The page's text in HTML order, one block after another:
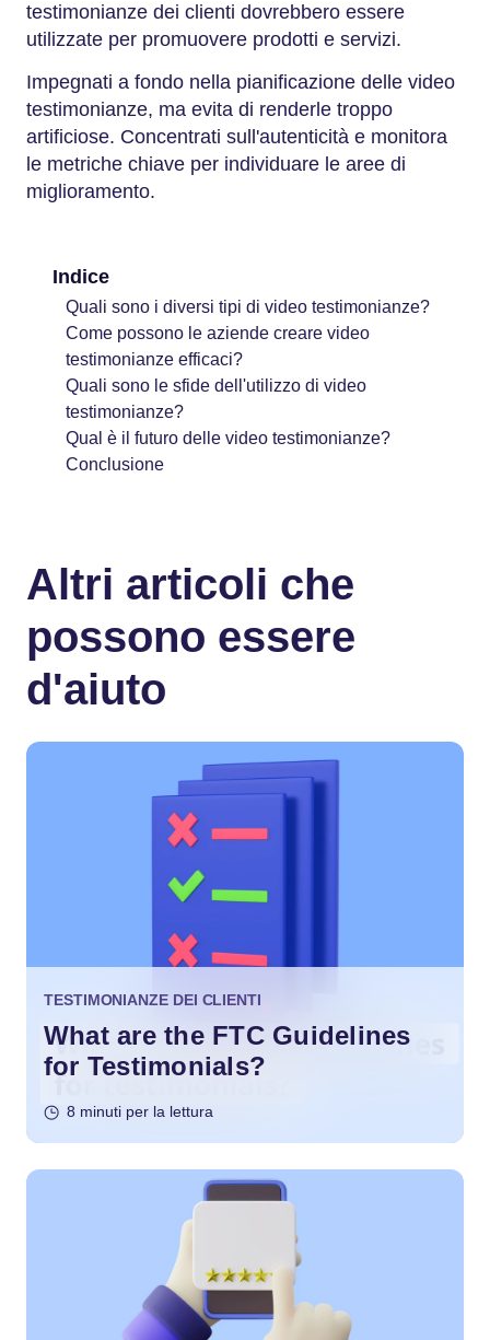
testimonianze dei clienti dovrebbero essere
utilizzate per promuovere prodotti e servizi.
Impegnati a fondo nella pianificazione delle video
testimonianze, ma evita di renderle troppo
artificiose. Concentrati sull'autenticità e monitora
le metriche chiave per individuare le aree di
miglioramento.
Indice
Quali sono i diversi tipi di video testimonianze?
Come possono le aziende creare video
testimonianze efficaci?
Quali sono le sfide dell'utilizzo di video
testimonianze?
Qual è il futuro delle video testimonianze?
Conclusione
Altri articoli che
possono essere
d'aiuto
TESTIMONIANZE DEI CLIENTI
What are the FTC Guidelines
for Testimonials?
8 minuti per la lettura